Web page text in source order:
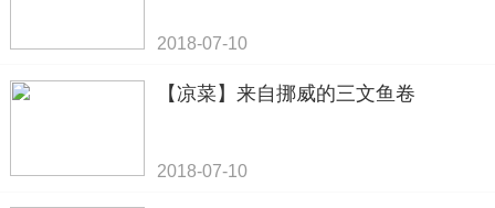
2018-07-10
【凉菜】来自挪威的三文鱼卷
2018-07-10